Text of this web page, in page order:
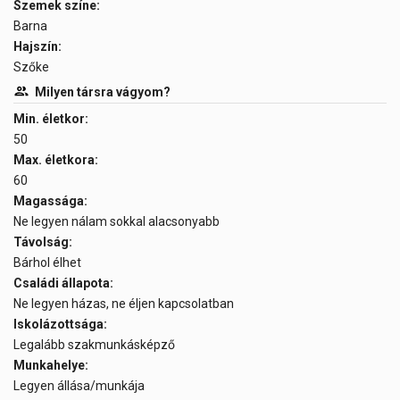
Szemek színe:
Barna
Hajszín:
Szőke
Milyen társra vágyom?
Min. életkor:
50
Max. életkora:
60
Magassága:
Ne legyen nálam sokkal alacsonyabb
Távolság:
Bárhol élhet
Családi állapota:
Ne legyen házas, ne éljen kapcsolatban
Iskolázottsága:
Legalább szakmunkásképző
Munkahelye:
Legyen állása/munkája